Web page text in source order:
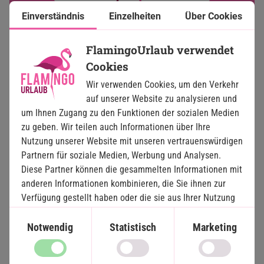
möchten, bietet Sandies Bathala Maldives eine Reihe
von kostenpflichtigen Ausflügen an. Sie können zum
Beispiel Inselhüpfen, Hochseefischen oder eine
romantische Kreuzfahrt bei Sonnenuntergang
unternehmen. Und wenn Sie eine Pause von Sonne und
Wasser brauchen, können Sie Ihren Puls im
Fitnessstudio in die Höhe treiben oder sich im
exklusiven Spa-Bereich des Resorts eine entspannende
Massage, ein Körperpeeling oder eine
Schönheitsbehandlung gönnen.
Restaurants und Bars
Ihr Aufenthalt im Sandies Bathala Maldives ist all-
inclusive, d. h. Frühstück, Mittag- und Abendessen,
(lokale Marken) während des Tages und ausgewählte
Cocktails nach 18.00 Uhr sind im Preis inbegriffen,
Laden der Preise...
So buchen Sie eine Reise
Es ist eine große Entscheidung, eine Reise auszuwählen.
Beginnen Sie heute mit der Bestellung eines unverbindlichen
Angebots
Einverständnis Einzelheiten Über Cookies
FlamingoUrlaub verwendet
Cookies
Wir verwenden Cookies, um den Verkehr
auf unserer Website zu analysieren und
um Ihnen Zugang zu den Funktionen der sozialen Medien
zu geben. Wir teilen auch Informationen über Ihre
Nutzung unserer Website mit unseren vertrauenswürdigen
Partnern für soziale Medien, Werbung und Analysen.
Diese Partner können die gesammelten Informationen mit
anderen Informationen kombinieren, die Sie ihnen zur
Verfügung gestellt haben oder die sie aus Ihrer Nutzung
Notwendig Statistisch Marketing